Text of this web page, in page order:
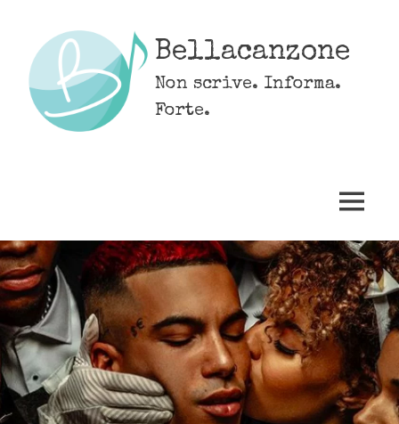
content
Bellacanzone
Non scrive. Informa.
Forte.
MENU